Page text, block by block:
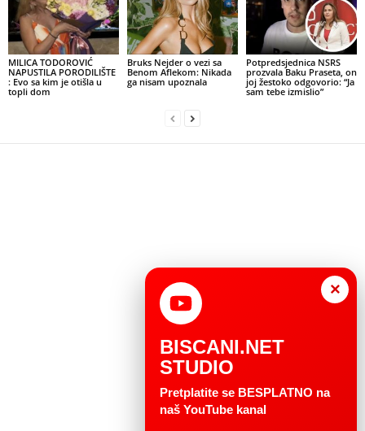
MILICA TODOROVIĆ
NAPUSTILA PORODILIŠTE
: Evo sa kim je otišla u
topli dom
Bruks Nejder o vezi sa
Benom Aflekom: Nikada
ga nisam upoznala
Potpredsjednica NSRS
prozvala Baku Praseta, on
joj žestoko odgovorio: “Ja
sam tebe izmislio”
×
BISCANI.NET
STUDIO
Pretplatite se BESPLATNO na
naš YouTube kanal